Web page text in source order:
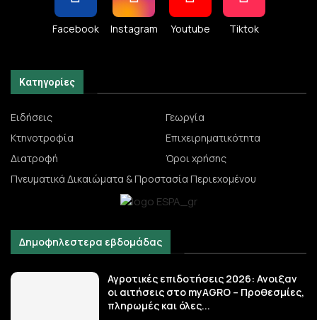
Facebook Instagram Youtube Tiktok
Κατηγορίες
Ειδήσεις
Γεωργία
Κτηνοτροφία
Επιχειρηματικότητα
Διατροφή
Όροι χρήσης
Πνευματικά Δικαιώματα & Προστασία Περιεχομένου
Δημοφηλεστερα εβδομάδας
Αγροτικές επιδοτήσεις 2026: Ανοιξαν
οι αιτήσεις στο myAGRO – Προθεσμίες,
πληρωμές και όλες...